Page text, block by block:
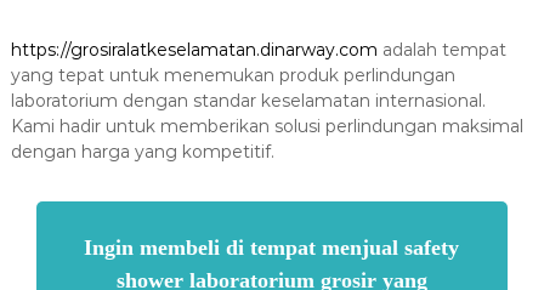
https://grosiralatkeselamatan.dinarway.com adalah tempat
yang tepat untuk menemukan produk perlindungan
laboratorium dengan standar keselamatan internasional.
Kami hadir untuk memberikan solusi perlindungan maksimal
dengan harga yang kompetitif.
Ingin membeli di tempat menjual safety
shower laboratorium grosir yang